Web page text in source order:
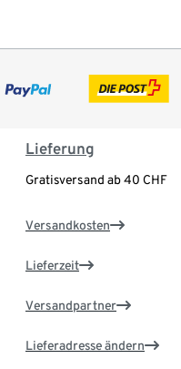
Lieferung
Gratisversand ab 40 CHF
Versandkosten
Lieferzeit
Versandpartner
Lieferadresse ändern